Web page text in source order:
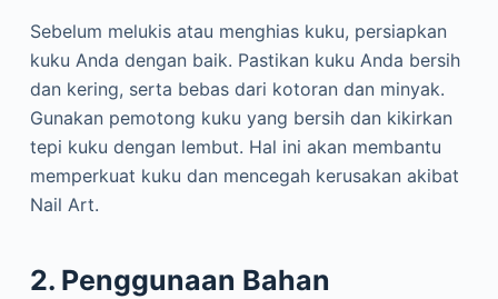
Sebelum melukis atau menghias kuku, persiapkan
kuku Anda dengan baik. Pastikan kuku Anda bersih
dan kering, serta bebas dari kotoran dan minyak.
Gunakan pemotong kuku yang bersih dan kikirkan
tepi kuku dengan lembut. Hal ini akan membantu
memperkuat kuku dan mencegah kerusakan akibat
Nail Art.
2. Penggunaan Bahan